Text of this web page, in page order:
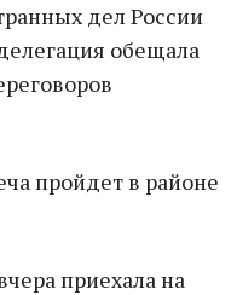
дел России
обещала
пройдет в районе
приехала на